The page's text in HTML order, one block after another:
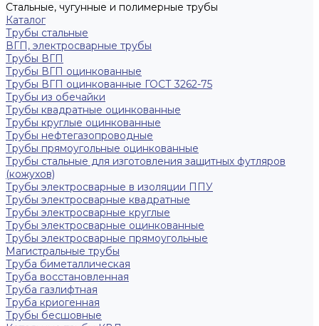
Стальные, чугунные и полимерные трубы
Каталог
Трубы стальные
ВГП, электросварные трубы
Трубы ВГП
Трубы ВГП оцинкованные
Трубы ВГП оцинкованные ГОСТ 3262-75
Трубы из обечайки
Трубы квадратные оцинкованные
Трубы круглые оцинкованные
Трубы нефтегазопроводные
Трубы прямоугольные оцинкованные
Трубы стальные для изготовления защитных футляров
(кожухов)
Трубы электросварные в изоляции ППУ
Трубы электросварные квадратные
Трубы электросварные круглые
Трубы электросварные оцинкованные
Трубы электросварные прямоугольные
Магистральные трубы
Труба биметаллическая
Труба восстановленная
Труба газлифтная
Труба криогенная
Трубы бесшовные